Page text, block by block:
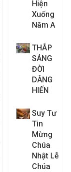
Hiện
Xuống
Năm A
THẮP
SÁNG
ĐỜI
DÂNG
HIẾN
Suy Tư
Tin
Mừng
Chúa
Nhật Lễ
Chúa